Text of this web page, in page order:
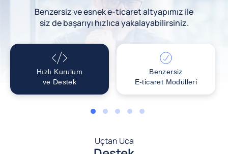
Benzersiz ve esnek e-ticaret altyapımız ile
siz de başarıyı hızlıca yakalayabilirsiniz.
Hızlı Kurulum
ve Destek
Benzersiz
E-ticaret Modülleri
1 2 3 4 5
Uçtan Uca